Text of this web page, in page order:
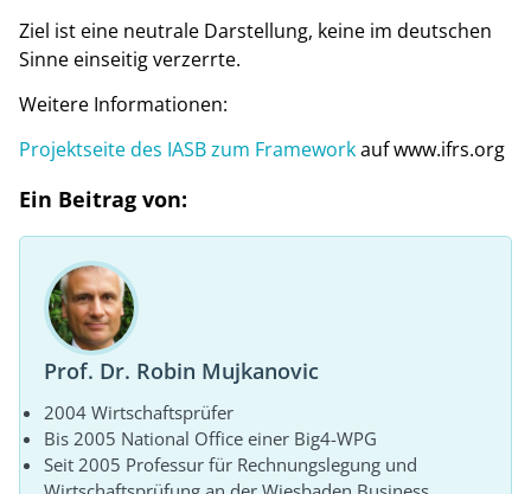
Ziel ist eine neutrale Darstellung, keine im deutschen
Sinne einseitig verzerrte.
Weitere Informationen:
Projektseite des IASB zum Frameworkauf www.ifrs.org
Ein Beitrag von:
Prof. Dr. Robin Mujkanovic
2004 Wirtschaftsprüfer
Bis 2005 National Office einer Big4-WPG
Seit 2005 Professur für Rechnungslegung und